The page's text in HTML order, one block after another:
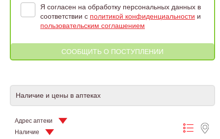
Я согласен на обработку персональных данных в
соответствии с политикой конфиденциальности и
пользовательским соглашением
Наличие и цены в аптеках
Адрес аптеки
Наличие